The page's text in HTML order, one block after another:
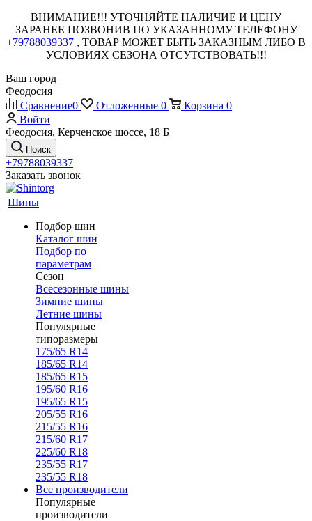
ВНИМАНИЕ!!! УТОЧНЯЙТЕ НАЛИЧИЕ И ЦЕНУ
ЗАРАНЕЕ ПОЗВОНИВ ПО УКАЗАННОМУ ТЕЛЕФОНУ
+79788039337 , ТОВАР МОЖЕТ БЫТЬ ЗАКАЗНЫМ ЛИБО В
УСЛОВИЯХ СЕЗОНА ОТСУТСТВОВАТЬ!!!
Ваш город
Феодосия
Сравнение0 Отложенные 0 Корзина 0
Войти
Феодосия, Керченское шоссе, 18 Б
Поиск
+79788039337
Заказать звонок
Шины
Подбор шин
Каталог шин
Подбор по
параметрам
Сезон
Всесезонные шины
Зимние шины
Летние шины
Популярные
типоразмеры
175/65 R14
185/65 R14
185/65 R15
195/60 R16
195/65 R15
205/55 R16
215/55 R16
215/60 R17
225/60 R18
235/55 R17
235/55 R18
Все производители
Популярные
производители